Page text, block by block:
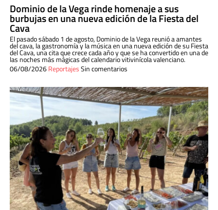
Dominio de la Vega rinde homenaje a sus
burbujas en una nueva edición de la Fiesta del
Cava
El pasado sábado 1 de agosto, Dominio de la Vega reunió a amantes
del cava, la gastronomía y la música en una nueva edición de su Fiesta
del Cava, una cita que crece cada año y que se ha convertido en una de
las noches más mágicas del calendario vitivinícola valenciano.
06/08/2026ReportajesSin comentarios